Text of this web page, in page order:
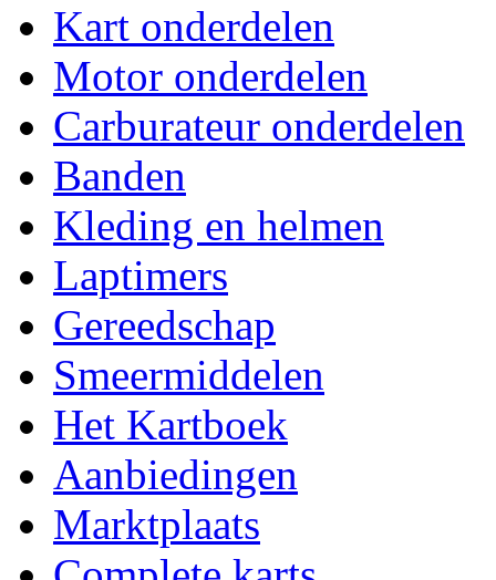
Kart onderdelen
Motor onderdelen
Carburateur onderdelen
Banden
Kleding en helmen
Laptimers
Gereedschap
Smeermiddelen
Het Kartboek
Aanbiedingen
Marktplaats